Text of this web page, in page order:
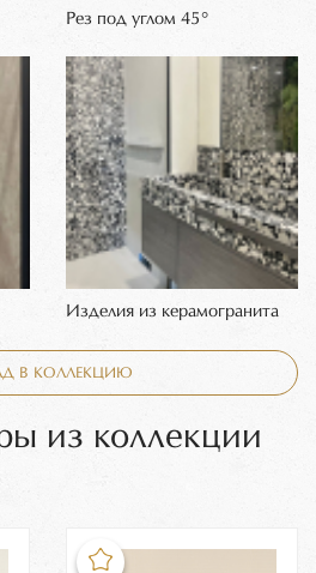
Рез под углом 45°
Изделия из керамогранита
В КОЛЛЕКЦИЮ
из коллекции